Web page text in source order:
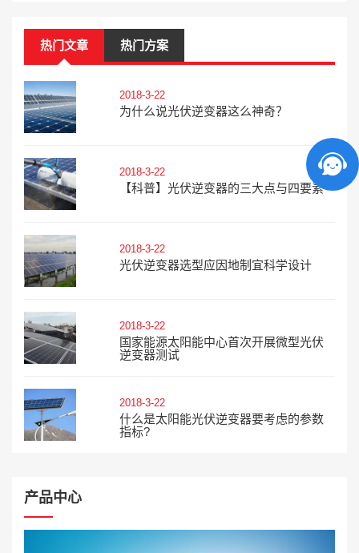
热门文章 热门方案
2018-3-22
为什么说光伏逆变器这么神奇？
2018-3-22
【科普】光伏逆变器的三大点与四要素
2018-3-22
光伏逆变器选型应因地制宜科学设计
2018-3-22
国家能源太阳能中心首次开展微型光伏
逆变器测试
2018-3-22
什么是太阳能光伏逆变器要考虑的参数
指标?
产品中心